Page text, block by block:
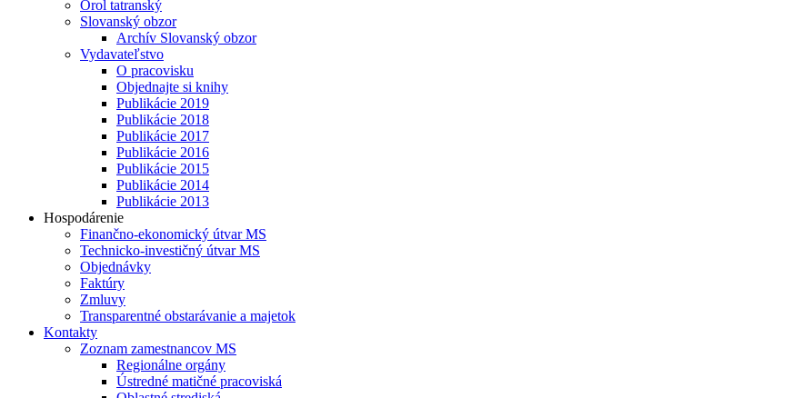
Orol tatranský
Slovanský obzor
Archív Slovanský obzor
Vydavateľstvo
O pracovisku
Objednajte si knihy
Publikácie 2019
Publikácie 2018
Publikácie 2017
Publikácie 2016
Publikácie 2015
Publikácie 2014
Publikácie 2013
Hospodárenie
Finančno-ekonomický útvar MS
Technicko-investičný útvar MS
Objednávky
Faktúry
Zmluvy
Transparentné obstarávanie a majetok
Kontakty
Zoznam zamestnancov MS
Regionálne orgány
Ústredné matičné pracoviská